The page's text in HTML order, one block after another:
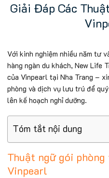
Giải Đáp Các
Với kinh nghiệm nhiều năm tư
hàng ngàn du khách, New Life
của Vinpearl tại Nha Trang –
phòng và dịch vụ lưu trú để
lên kế hoạch nghỉ dưỡng.
Tóm tắt nội dung
Thuật ngữ gói
Vinpearl